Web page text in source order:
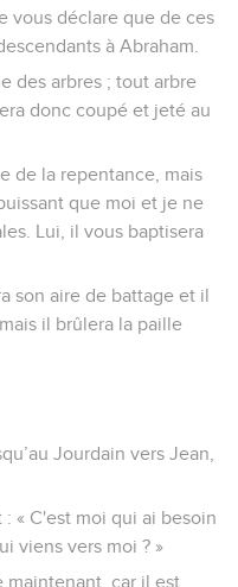
vous déclare que de ces
à Abraham.
des arbres ; tout arbre
donc coupé et jeté au
de la repentance, mais
que moi et je ne
Lui, il vous baptisera
son aire de battage et il
il brûlera la paille
Jourdain vers Jean,
« C'est moi qui ai besoin
viens vers moi ? »
maintenant, car il est